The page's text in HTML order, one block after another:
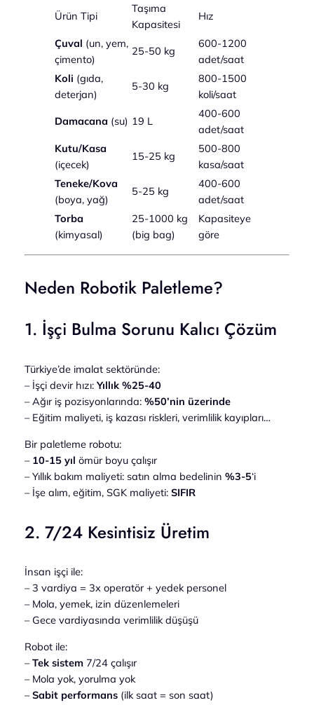
Ürün Tipi
Taşıma
Kapasitesi
Hız
Çuval (un, yem,
çimento)
25-50 kg
600-1200
adet/saat
Koli (gıda,
deterjan)
5-30 kg
800-1500
koli/saat
Damacana (su) 19 L
400-600
adet/saat
Kutu/Kasa
(içecek)
15-25 kg
500-800
kasa/saat
Teneke/Kova
(boya, yağ)
5-25 kg
400-600
adet/saat
Torba
(kimyasal)
25-1000 kg
(big bag)
Kapasiteye
göre
Neden Robotik Paletleme?
1. İşçi Bulma Sorunu Kalıcı Çözüm
Türkiye’de imalat sektöründe:
– İşçi devir hızı: Yıllık %25-40
– Ağır iş pozisyonlarında: %50’nin üzerinde
– Eğitim maliyeti, iş kazası riskleri, verimlilik kayıpları…
Bir paletleme robotu:
– 10-15 yıl ömür boyu çalışır
– Yıllık bakım maliyeti: satın alma bedelinin %3-5‘i
– İşe alım, eğitim, SGK maliyeti: SIFIR
2. 7/24 Kesintisiz Üretim
İnsan işçi ile:
– 3 vardiya = 3x operatör + yedek personel
– Mola, yemek, izin düzenlemeleri
– Gece vardiyasında verimlilik düşüşü
Robot ile:
–Tek sistem7/24 çalışır
– Mola yok, yorulma yok
–Sabit performans(ilk saat = son saat)